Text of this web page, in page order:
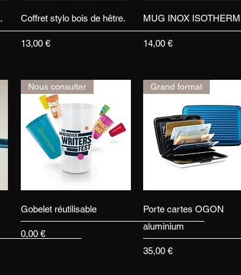
Aperçu rapide
Coffret stylo bois de hêtre.
Prix
13,00 €
Aperçu rapide
MUG INOX
Prix
14,00 €
Aperçu rapide
Nous consulter
Gobelet réutilisable
Prix
0,00 €
Aperçu rapide
Grand format
Porte cartes OGON
aluminium
Prix
35,00 €